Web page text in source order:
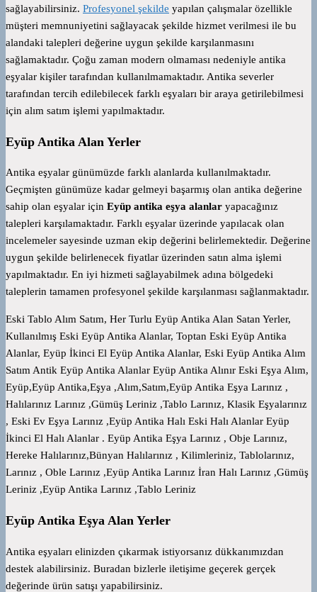
sağlayabilirsiniz. Profesyonel şekilde yapılan çalışmalar özellikle
müşteri memnuniyetini sağlayacak şekilde hizmet verilmesi ile bu
alandaki talepleri değerine uygun şekilde karşılanmasını
sağlamaktadır. Çoğu zaman modern olmaması nedeniyle antika
eşyalar kişiler tarafından kullanılmamaktadır. Antika severler
tarafından tercih edilebilecek farklı eşyaları bir araya getirilebilmesi
için alım satım işlemi yapılmaktadır.
Eyüp Antika Alan Yerler
Antika eşyalar günümüzde farklı alanlarda kullanılmaktadır.
Geçmişten günümüze kadar gelmeyi başarmış olan antika değerine
sahip olan eşyalar için Eyüp antika eşya alanlar yapacağınız
talepleri karşılamaktadır. Farklı eşyalar üzerinde yapılacak olan
incelemeler sayesinde uzman ekip değerini belirlemektedir. Değerine
uygun şekilde belirlenecek fiyatlar üzerinden satın alma işlemi
yapılmaktadır. En iyi hizmeti sağlayabilmek adına bölgedeki
taleplerin tamamen profesyonel şekilde karşılanması sağlanmaktadır.
Eski Tablo Alım Satım, Her Turlu Eyüp Antika Alan Satan Yerler,
Kullanılmış Eski Eyüp Antika Alanlar, Toptan Eski Eyüp Antika
Alanlar, Eyüp İkinci El Eyüp Antika Alanlar, Eski Eyüp Antika Alım
Satım Antik Eyüp Antika Alanlar Eyüp Antika Alınır Eski Eşya Alım,
Eyüp,Eyüp Antika,Eşya ,Alım,Satım,Eyüp Antika Eşya Larınız ,
Halılarınız Larınız ,Gümüş Leriniz ,Tablo Larınız, Klasik Eşyalarınız
, Eski Ev Eşya Larınız ,Eyüp Antika Halı Eski Halı Alanlar Eyüp
İkinci El Halı Alanlar . Eyüp Antika Eşya Larınız , Obje Larınız,
Hereke Halılarınız,Bünyan Halılarınız , Kilimleriniz, Tablolarınız,
Larınız , Oble Larınız ,Eyüp Antika Larınız İran Halı Larınız ,Gümüş
Leriniz ,Eyüp Antika Larınız ,Tablo Leriniz
Eyüp Antika Eşya Alan Yerler
Antika eşyaları elinizden çıkarmak istiyorsanız dükkanımızdan
destek alabilirsiniz. Buradan bizlerle iletişime geçerek gerçek
değerinde ürün satışı yapabilirsiniz.